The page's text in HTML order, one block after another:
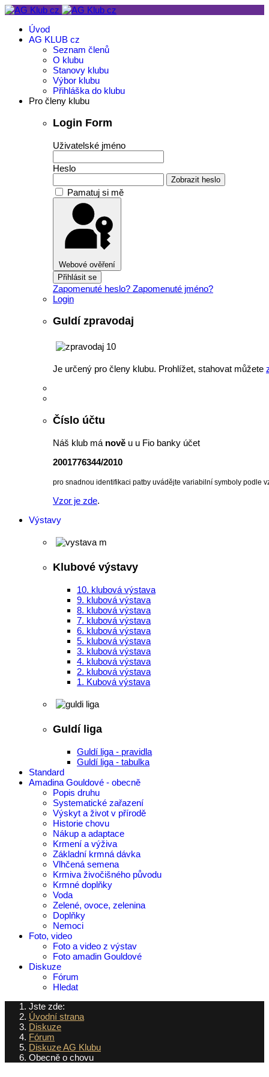
Úvod
AG KLUB cz
Seznam členů
O klubu
Stanovy klubu
Výbor klubu
Přihláška do klubu
Pro členy klubu
Login Form
Uživatelské jméno
Heslo
Zobrazit heslo
Pamatuj si mě
Webové ověření
Přihlásit se
Zapomenuté heslo? Zapomenuté jméno?
Login
Guldí zpravodaj
Je určený pro členy klubu. Prohlížet, stahovat můžete
Číslo účtu
Náš klub má nově u u Fio banky účet
2001776344/2010
pro snadnou identifikaci patby uvádějte variabilní symboly podle
Vzor je zde.
Výstavy
Klubové výstavy
10. klubová výstava
9. klubová výstava
8. klubová výstava
7. klubová výstava
6. klubová výstava
5. klubová výstava
3. klubová výstava
4. klubová výstava
2. klubová výstava
1. Kubová výstava
Guldí liga
Guldí liga - pravidla
Guldí liga - tabulka
Standard
Amadina Gouldové - obecně
Popis druhu
Systematické zařazení
Výskyt a život v přírodě
Historie chovu
Nákup a adaptace
Krmení a výživa
Základní krmná dávka
Vlhčená semena
Krmiva živočišného původu
Krmné doplňky
Voda
Zelené, ovoce, zelenina
Doplňky
Nemoci
Foto, video
Foto a video z výstav
Foto amadin Gouldové
Diskuze
Fórum
Hledat
Jste zde:
Úvodní strana
Diskuze
Fórum
Diskuze AG Klubu
Obecně o chovu